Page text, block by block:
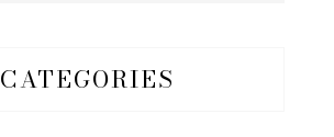
CATEGORIES